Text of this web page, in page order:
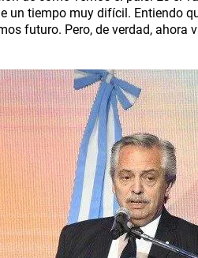
un tiempo muy difícil. Entiendo
futuro. Pero, de verdad,